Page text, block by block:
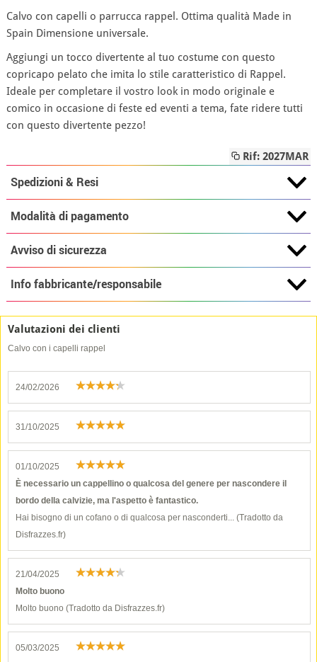
Calvo con capelli o parrucca rappel. Ottima qualità Made in
Spain Dimensione universale.
Aggiungi un tocco divertente al tuo costume con questo
copricapo pelato che imita lo stile caratteristico di Rappel.
Ideale per completare il vostro look in modo originale e
comico in occasione di feste ed eventi a tema, fate ridere tutti
con questo divertente pezzo!
Rif: 2027MAR
Spedizioni & Resi
Modalità di pagamento
Avviso di sicurezza
Info fabbricante/responsabile
Valutazioni dei clienti
Calvo con i capelli rappel
24/02/2026
31/10/2025
01/10/2025
È necessario un cappellino o qualcosa del genere per nascondere il
bordo della calvizie, ma l'aspetto è fantastico.
Hai bisogno di un cofano o di qualcosa per nasconderti... (Tradotto da
Disfrazzes.fr)
21/04/2025
Molto buono
Molto buono (Tradotto da Disfrazzes.fr)
05/03/2025